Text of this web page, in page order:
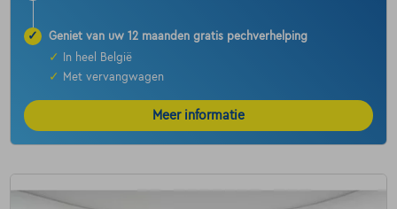
✓
Geniet van uw 12 maanden gratis pechverhelping
✓
In heel België
✓
Met vervangwagen
Meer informatie